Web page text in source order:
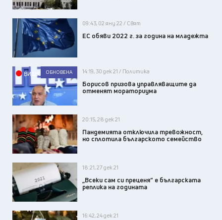
09:43, 02 яну 22 / Свят
EС обяви 2022 г. за година на младежта
ВИДЕО ОБНОВЕНА 14:19, 30 дек 21 / Политика
Борисов призова управляващите да
отменят мораториума
20:15, 28 дек 21
Пандемията отключила тревожност,
но сплотила българското семейство
18:21, 27 дек 21
„Всеки сам си преценя“ е българската
реплика на годината
16:42, 24 дек 21